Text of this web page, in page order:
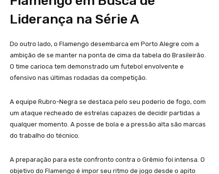
Liderança na Série A
Do outro lado, o Flamengo desembarca em Porto Alegre com a
ambição de se manter na ponta de cima da tabela do Brasileirão.
O time carioca tem demonstrado um futebol envolvente e
ofensivo nas últimas rodadas da competição.
A equipe Rubro-Negra se destaca pelo seu poderio de fogo, com
um ataque recheado de estrelas capazes de decidir partidas a
qualquer momento. A posse de bola e a pressão alta são marcas
do trabalho do técnico.
A preparação para este confronto contra o Grêmio foi intensa. O
objetivo do Flamengo é impor seu ritmo de jogo desde o apito